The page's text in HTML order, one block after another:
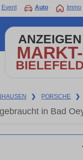
Event Auto Immo
ANZEIGEN
MARKT-
BIELEFELD
❯ PORSCHE ❯
in Bad